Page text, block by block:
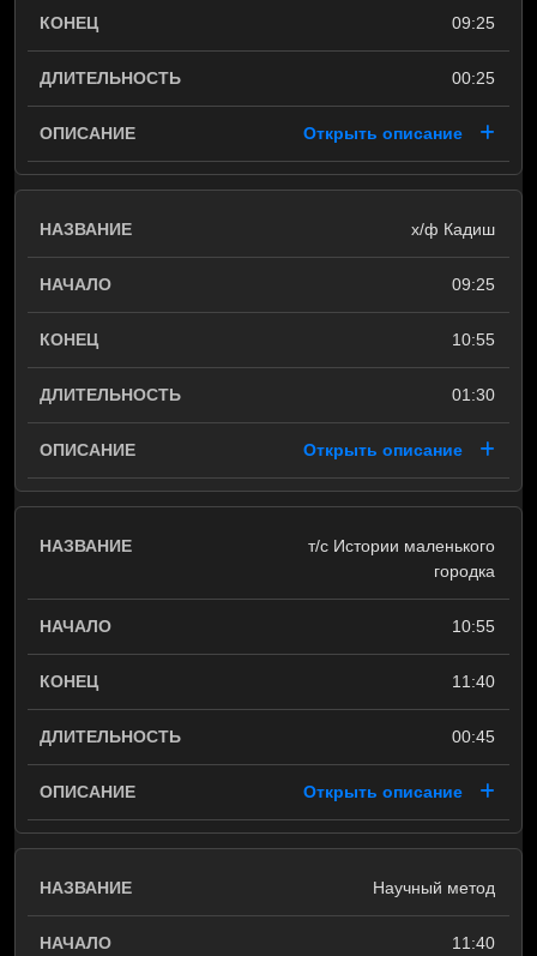
09:25
00:25
Открыть описание
х/ф Кадиш
09:25
10:55
01:30
Открыть описание
т/с Истории маленького
городка
10:55
11:40
00:45
Открыть описание
Научный метод
11:40